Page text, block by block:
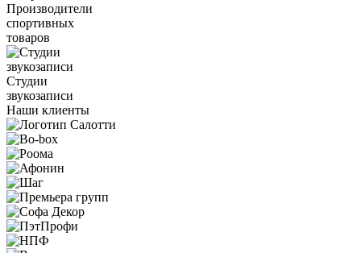
Производители
спортивных
товаров
Студии
звукозаписи
Наши клиенты